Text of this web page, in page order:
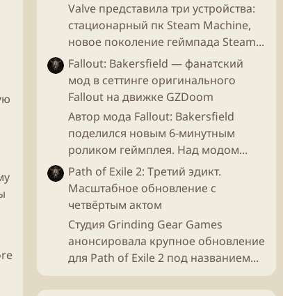
Valve представила три устройства:
стационарный пк Steam Machine,
новое поколение геймпада Steam...
Fallout: Bakersfield — фанатский
мод в сеттинге оригинального
Fallout на движке GZDoom
Автор мода Fallout: Bakersfield
поделился новым 6-минутным
роликом геймплея. Над модом...
Path of Exile 2: Третий эдикт.
Масштабное обновление с
четвёртым актом
Студия Grinding Gear Games
анонсировала крупное обновление
для Path of Exile 2 под названием...